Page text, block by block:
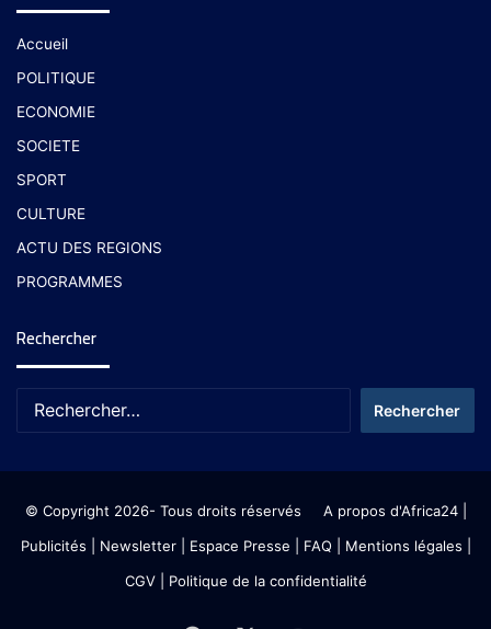
Accueil
POLITIQUE
ECONOMIE
SOCIETE
SPORT
CULTURE
ACTU DES REGIONS
PROGRAMMES
Rechercher
© Copyright 2026- Tous droits réservés A propos d'Africa24|
Publicités
Newsletter| Espace Presse | FAQ | Mentions légales
CGV| Politique de la confidentialité